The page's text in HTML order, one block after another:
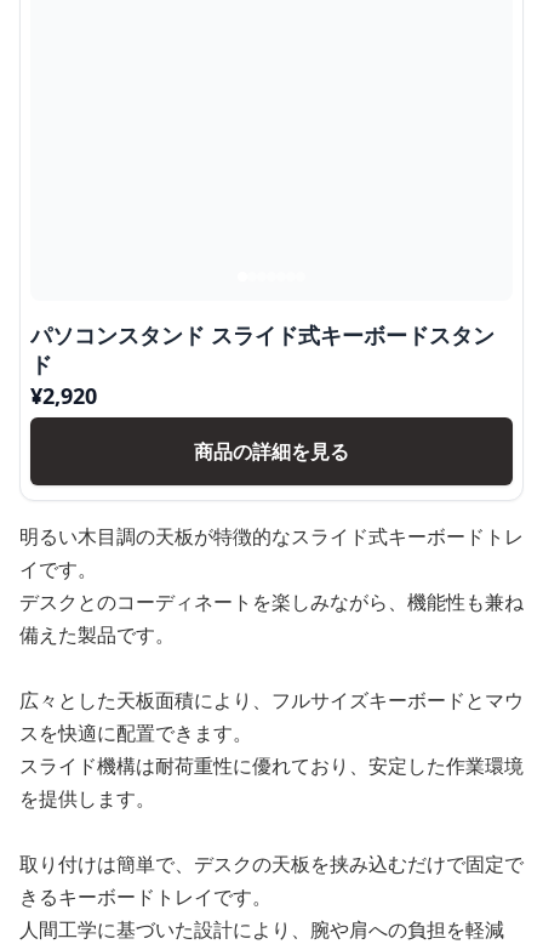
パソコンスタンド スライド式キーボードスタン
ド
¥2,920
商品の詳細を見る
明るい木目調の天板が特徴的なスライド式キーボードトレ
イです。
デスクとのコーディネートを楽しみながら、機能性も兼ね
備えた製品です。
広々とした天板面積により、フルサイズキーボードとマウ
スを快適に配置できます。
スライド機構は耐荷重性に優れており、安定した作業環境
を提供します。
取り付けは簡単で、デスクの天板を挟み込むだけで固定で
きるキーボードトレイです。
人間工学に基づいた設計により、腕や肩への負担を軽減